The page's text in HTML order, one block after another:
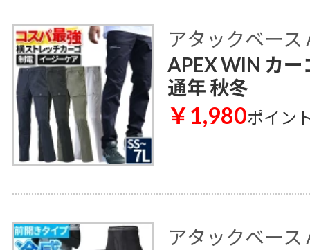
アタックベース
APEX WIN カ
通年 秋冬
￥1,980ポイン
アタックベース